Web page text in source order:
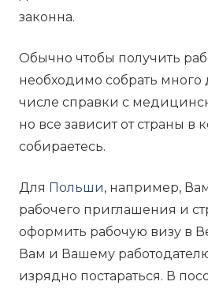
законна.
Обычно чтобы получить
необходимо собрать много
числе справки с
но все зависит от страны в
собираетесь.
Для Польши, например,
рабочего приглашения и
оформить рабочую визу в
Вам и Вашему
изрядно постараться. В